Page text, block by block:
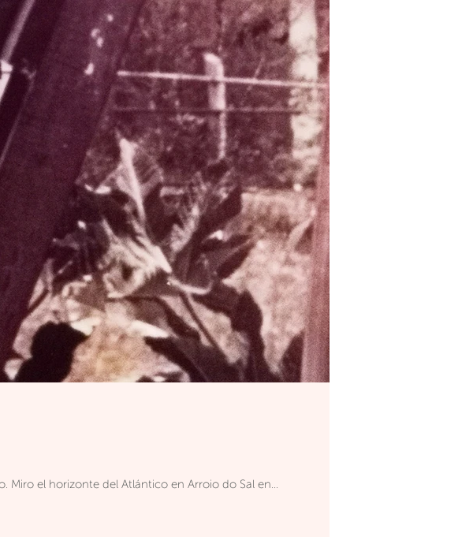
La creatura curiosa y despeinada que ves en esta foto espiando horizontes, soy yo. Miro el horizonte del Atlántico en Arroio do Sal en...